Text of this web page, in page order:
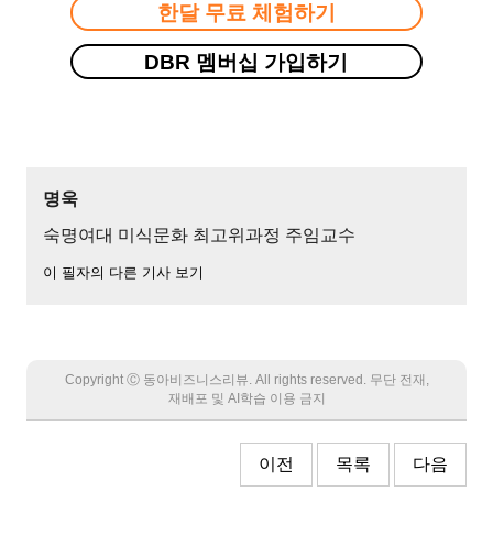
한달 무료 체험하기
DBR 멤버십 가입하기
명욱
숙명여대 미식문화 최고위과정 주임교수
이 필자의 다른 기사 보기
Copyright Ⓒ 동아비즈니스리뷰. All rights reserved. 무단 전재,
재배포 및 AI학습 이용 금지
이전 목록 다음